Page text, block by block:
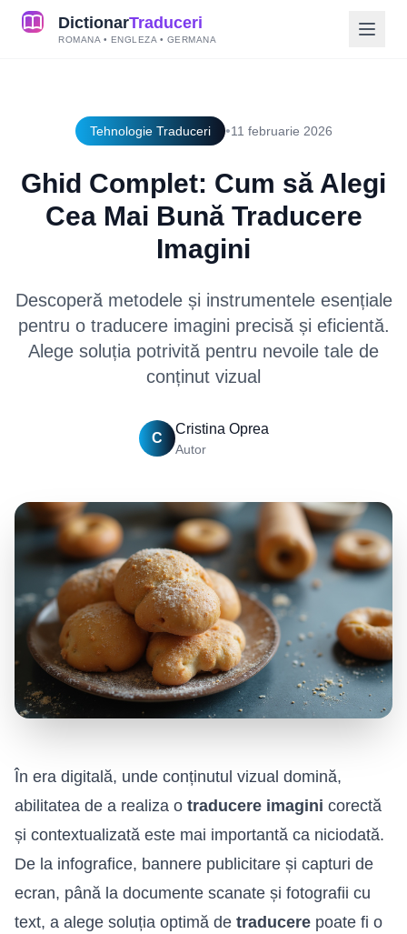
DictionarTraduceri
ROMANA • ENGLEZA • GERMANA
Tehnologie Traduceri •11 februarie 2026
Ghid Complet: Cum să Alegi
Cea Mai Bună Traducere
Imagini
Descoperă metodele și instrumentele esențiale
pentru o traducere imagini precisă și eficientă.
Alege soluția potrivită pentru nevoile tale de
conținut vizual
C
Cristina Oprea
Autor
În era digitală, unde conținutul vizual domină,
abilitatea de a realiza o traducere imagini corectă
și contextualizată este mai importantă ca niciodată.
De la infografice, bannere publicitare și capturi de
ecran, până la documente scanate și fotografii cu
text, a alege soluția optimă de traducere poate fi o